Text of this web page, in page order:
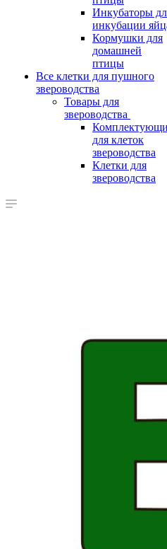
Инкубаторы
инкубации
Кормушки для
домашней
птицы
Все клетки для пушного
звероводства
Товары для
звероводства
для клеток
звероводства
Клетки для
звероводства